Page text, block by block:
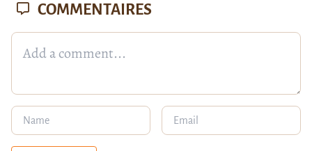
COMMENTAIRES